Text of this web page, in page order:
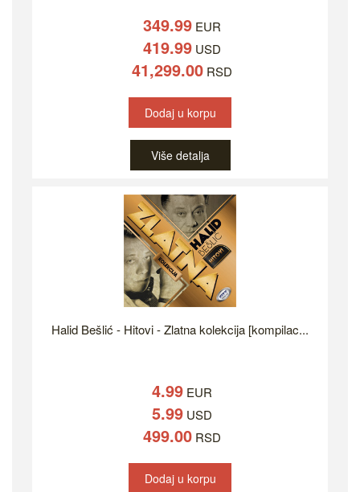
349.99 EUR
419.99 USD
41,299.00 RSD
Dodaj u korpu
Više detalja
Halid Bešlić - Hitovi - Zlatna kolekcija [kompilac...
4.99 EUR
5.99 USD
499.00 RSD
Dodaj u korpu